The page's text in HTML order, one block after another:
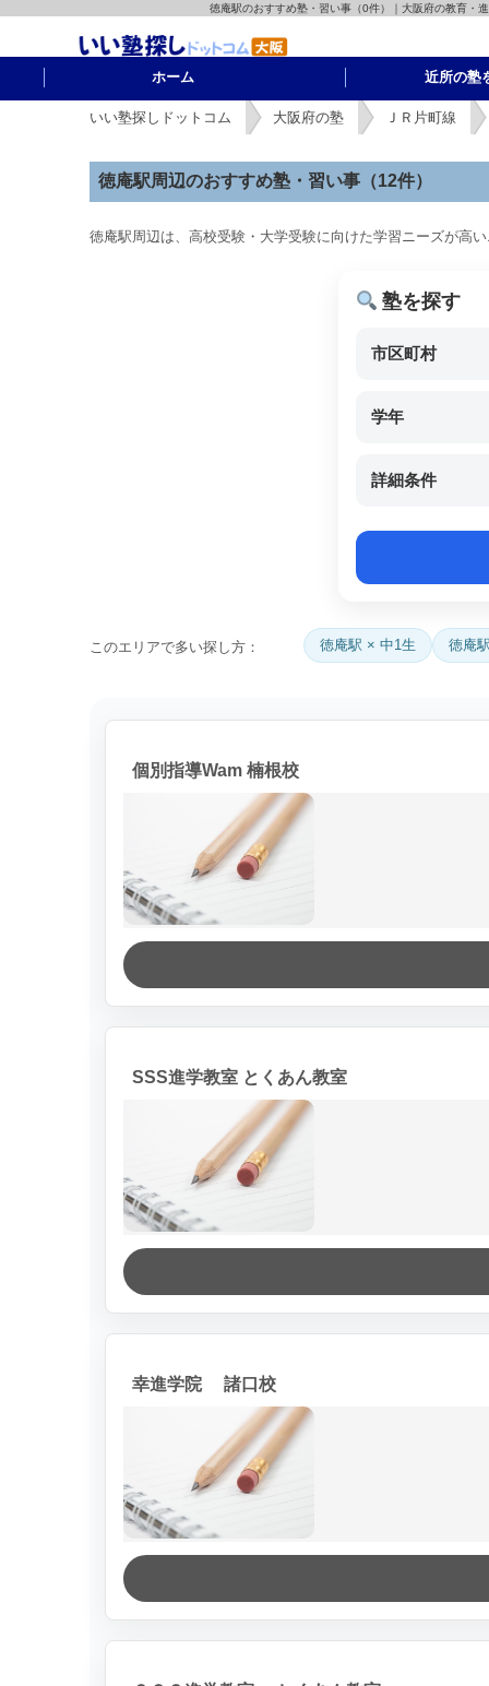
徳庵駅のおすすめ塾・習い事（0件）｜大阪府の教育・
ホーム 近所の塾
いい塾探しドットコム 大阪府の塾 ＪＲ片町線
徳庵駅周辺のおすすめ塾・習い事（12件）
徳庵駅周辺は、高校受験・大学受験に向けた学習ニーズが高
塾を探す
市区町村
学年
詳細条件
このエリアで多い探し方： 徳庵駅 × 中1生 徳庵
個別指導Wam 楠根校
SSS進学教室 とくあん教室
幸進学院 諸口校